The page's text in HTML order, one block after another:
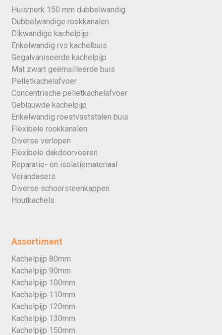
Huismerk 150 mm dubbelwandig
Dubbelwandige rookkanalen
Dikwandige kachelpijp
Enkelwandig rvs kachelbuis
Gegalvaniseerde kachelpijp
Mat zwart geëmailleerde buis
Pelletkachelafvoer
Concentrische pelletkachelafvoer
Geblauwde kachelpijp
Enkelwandig roestvaststalen buis
Flexibele rookkanalen
Diverse verlopen
Flexibele dakdoorvoeren
Reparatie- en isolatiemateriaal
Verandasets
Diverse schoorsteenkappen
Houtkachels
Assortiment
Kachelpijp 80mm
Kachelpijp 90mm
Kachelpijp 100mm
Kachelpijp 110mm
Kachelpijp 120mm
Kachelpijp 130mm
Kachelpijp 150mm